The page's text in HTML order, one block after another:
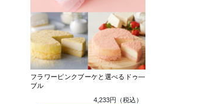
フラワーピンクブーケと選べるドゥ―
ブル
4,233円（税込）